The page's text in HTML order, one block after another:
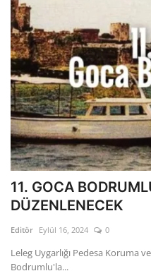
11. GOCA
DÜZENLENECEK
Editör Eylül 16, 2024 0
Leleg Uygarlığı Pedesa Koruma
Bodrumlu'la...